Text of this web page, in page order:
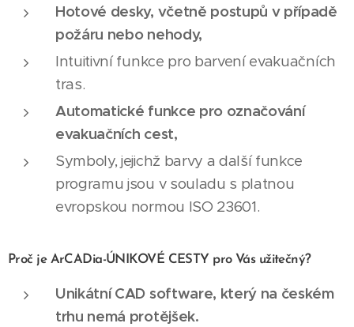
Hotové desky, včetně postupů v případě
požáru nebo nehody,
Intuitivní funkce pro barvení evakuačních
tras.
Automatické funkce pro označování
evakuačních cest,
Symboly, jejichž barvy a další funkce
programu jsou v souladu s platnou
evropskou normou ISO 23601.
Proč je ArCADia-ÚNIKOVÉ CESTY pro Vás užitečný?
Unikátní CAD software, který na českém
trhu nemá protějšek.